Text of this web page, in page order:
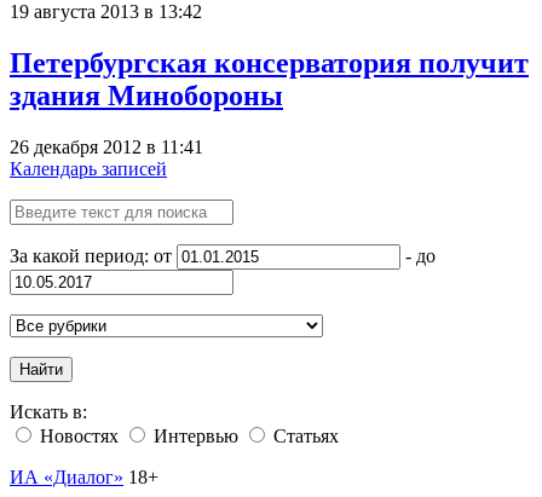
19 августа 2013 в 13:42
Петербургская консерватория получит
здания Минобороны
26 декабря 2012 в 11:41
Календарь записей
За какой период: от - до
Найти
Искать в:
Новостях
Интервью
Статьях
ИА «Диалог» 18+